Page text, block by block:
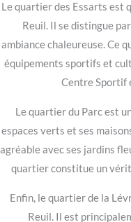
Le quartier des Essarts est
Reuil. Il se distingue
ambiance chaleureuse. Ce
équipements sportifs et
Centre Sportif
Le quartier du Parc est
espaces verts et ses
agréable avec ses jardins
quartier constitue un
Enfin, le quartier de la
Reuil. Il est